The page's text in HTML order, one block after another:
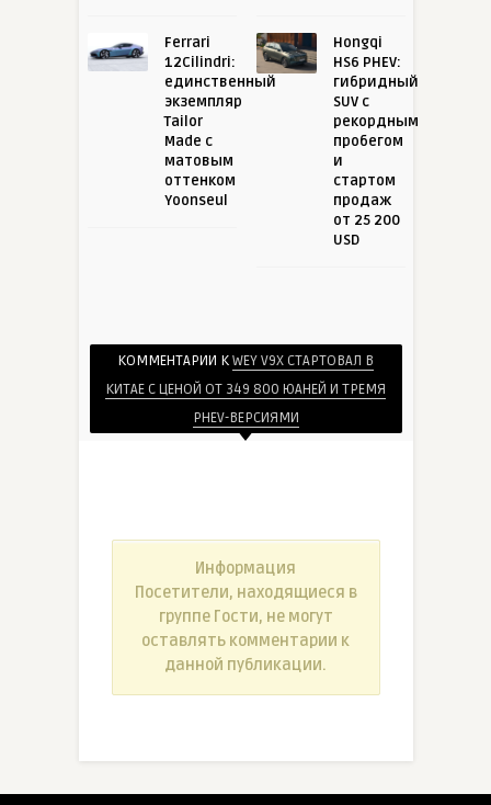
Ferrari
12Cilindri:
единственный
экземпляр
Tailor
Made с
матовым
оттенком
Yoonseul
Hongqi
HS6 PHEV:
гибридный
SUV с
рекордным
пробегом
и
стартом
продаж
от 25 200
USD
КОММЕНТАРИИ КWEY V9X СТАРТОВАЛ В
КИТАЕ С ЦЕНОЙ ОТ 349 800 ЮАНЕЙ И ТРЕМЯ
PHEV-ВЕРСИЯМИ
Информация
Посетители, находящиеся в
группе Гости, не могут
оставлять комментарии к
данной публикации.